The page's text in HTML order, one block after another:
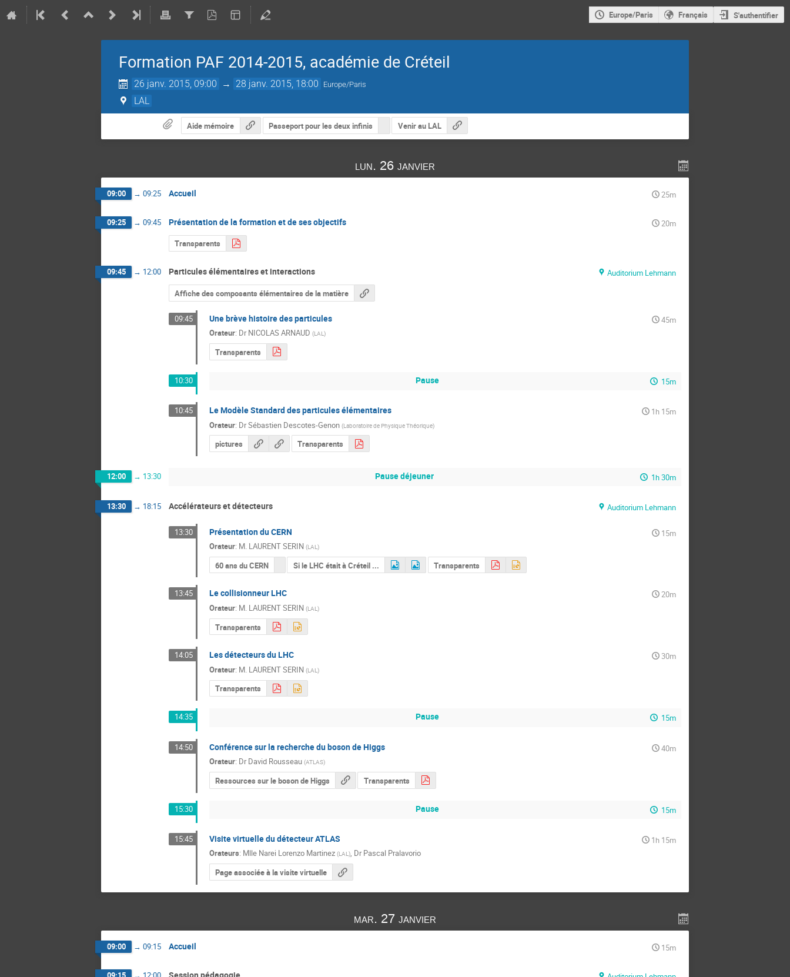
Europe/Paris Français S'authentifier
Formation PAF 2014-2015, académie de Créteil
26 janv. 2015, 09:00 → 28 janv. 2015, 18:00 Europe/Paris
LAL
Aide mémoire Passeport pour les deux infinis Venir au LAL
lun. 26 janvier
09:00 → 09:25 Accueil 25m
09:25 → 09:45 Présentation de la formation et de ses objectifs
20m
Transparents
09:45 → 12:00 Particules élémentaires et interactions
Auditorium Lehmann
Affiche des composants élémentaires de la matière
09:45 Une brève histoire des particules
45m
Orateur: Dr NICOLAS ARNAUD (LAL)
Transparents
10:30 Pause 15m
10:45 Le Modèle Standard des particules élémentaires
1h 15m
Orateur: DrSébastien Descotes-Genon (Laboratoire de Physique Théorique)
pictures Transparents
12:00 → 13:30 Pause déjeuner 1h 30m
13:30 → 18:15 Accélérateurs et détecteurs Auditorium Lehmann
13:30 Présentation du CERN
15m
Orateur: M. LAURENT SERIN (LAL)
60 ans du CERN Si le LHC était à Créteil ... Transparents
13:45 Le collisionneur LHC
20m
Orateur: M. LAURENT SERIN (LAL)
Transparents
14:05 Les détecteurs du LHC
30m
Orateur: M. LAURENT SERIN (LAL )
Transparents
14:35 Pause 15m
14:50 Conférence sur la recherche du boson de Higgs
40m
Orateur: Dr David Rousseau (ATLAS)
Ressources sur le boson de Higgs Transparents
15:30 Pause 15m
15:45 Visite virtuelle du détecteur ATLAS
1h 15m
Orateurs: Mlle Narei Lorenzo Martinez (LAL), Dr Pascal Pralavorio
Page associée à la visite virtuelle
mar. 27 janvier
09:00 → 09:15 Accueil 15m
Session pédagogie